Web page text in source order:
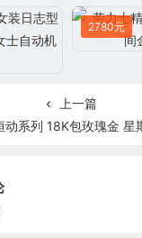
2780元
上一篇
列 18K包玫瑰金 星期日历